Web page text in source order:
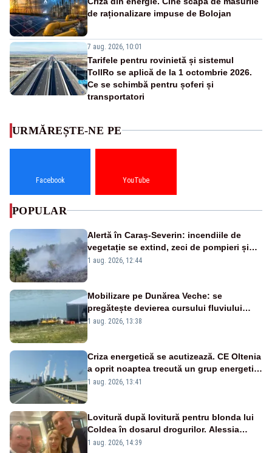
de raționalizare impuse de Bolojan
7 aug. 2026, 10:01
Tarifele pentru rovinietă și sistemul
TollRo se aplică de la 1 octombrie 2026.
Ce se schimbă pentru șoferi și
transportatori
URMĂREȘTE-NE PE
Facebook YouTube
POPULAR
Alertă în Caraș-Severin: incendiile de
vegetație se extind, zeci de pompieri și
silvicultori se luptă cu flăcările - VIDEO
1 aug. 2026, 12:44
Mobilizare pe Dunărea Veche: se
pregătește devierea cursului fluviului
către Cernavodă – VIDEO
1 aug. 2026, 13:38
Criza energetică se acutizează. CE Oltenia
a oprit noaptea trecută un grup energetic
de la Rovinari
1 aug. 2026, 13:41
Lovitură după lovitură pentru blonda lui
Coldea în dosarul drogurilor. Alessia
Păcuraru explică decizia magistraților
1 aug. 2026, 14:39